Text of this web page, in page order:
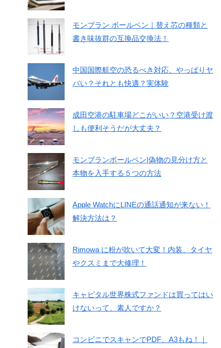
モンブラン ボールペン｜替え芯の種類と
書き味抜群の互換品交換法！
中国国際航空の恐るべき対応、やっぱりヤ
バい？それとも快適？実体験
成田空港の駐車場どこがいい？空港受け渡
しも便利そうだが大丈夫？
モンブランボールペン|偽物の見分け方と
本物を入手する５つの方法
Apple WatchにLINEの通話通知が来ない！
解決方法は？
Rimowa に粉が吹いて大変！内装、タイヤ
やクスミまで大修理！
キャピタル世界株式ファンドは買ってはい
けないって、素人ですか？
コンビニでスキャンでPDF、A3もね！｜